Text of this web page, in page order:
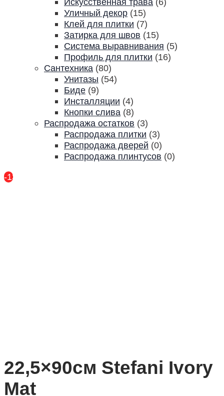
Уличный декор (15)
Клей для плитки (7)
Затирка для швов (15)
Система выравнивания (5)
Профиль для плитки (16)
Сантехника (80)
Унитазы (54)
Биде (9)
Инсталляции (4)
Кнопки слива (8)
Распродажа остатков (3)
Распродажа плитки (3)
Распродажа дверей (0)
Распродажа плинтусов (0)
-13%
22,5×90см Stefani Ivory
Mat